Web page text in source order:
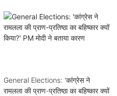
General Elections: 'कांग्रेस ने
रामलला की प्राण-प्रतिष्ठा का बहिष्कार क्यों